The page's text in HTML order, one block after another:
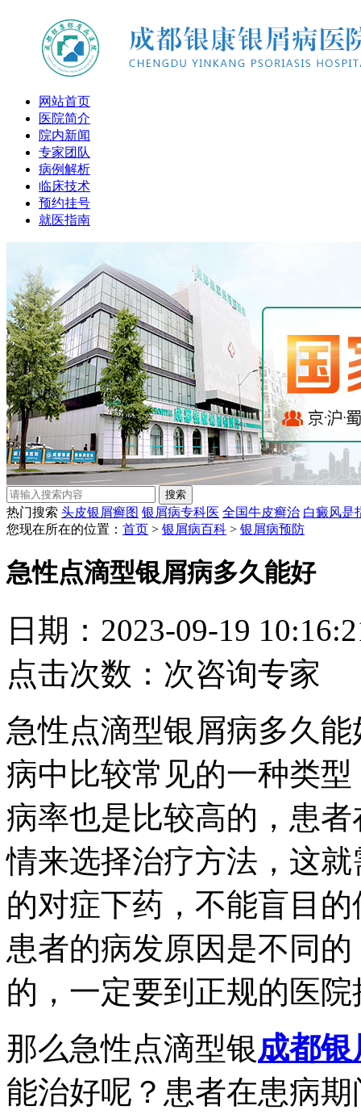
网站首页
医院简介
院内新闻
专家团队
病例解析
临床技术
预约挂号
就医指南
热门搜索 头皮银屑癣图 银屑病专科医 全国牛皮癣治 白癜风是
您现在所在的位置： 首页 > 银屑病百科 > 银屑病预防
急性点滴型银屑病多久能好
日期：2023-09-19
点击次数： 次咨询专家
急性点滴型银屑病多久
病中比较常见的一种类
病率也是比较高的，患
情来选择治疗方法，这
的对症下药，不能盲目
患者的病发原因是不同
的，一定要到正规的医
那么急性点滴型银成都
能治好呢？患者在患病